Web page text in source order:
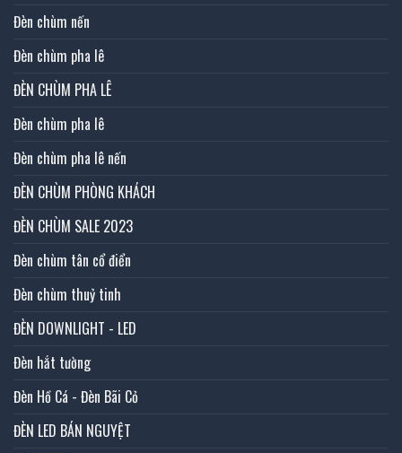
Đèn chùm nến
Đèn chùm pha lê
ĐÈN CHÙM PHA LÊ
Đèn chùm pha lê
Đèn chùm pha lê nến
ĐÈN CHÙM PHÒNG KHÁCH
ĐÈN CHÙM SALE 2023
Đèn chùm tân cổ điển
Đèn chùm thuỷ tinh
ĐÈN DOWNLIGHT - LED
Đèn hắt tường
Đèn Hồ Cá - Đèn Bãi Cỏ
ĐÈN LED BÁN NGUYỆT